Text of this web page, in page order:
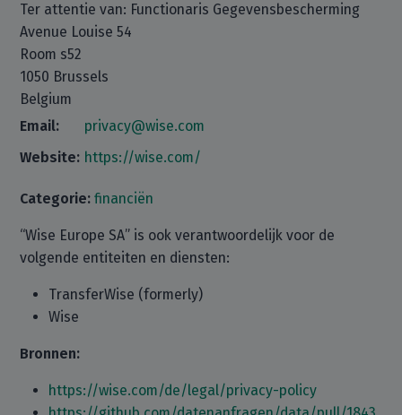
Ter attentie van: Functionaris Gegevensbescherming
Avenue Louise 54
Room s52
1050 Brussels
Belgium
Email:
privacy@wise.com
Website: https://wise.com/
Categorie: financiën
“Wise Europe SA” is ook verantwoordelijk voor de
volgende entiteiten en diensten:
TransferWise (formerly)
Wise
Bronnen:
https://wise.com/de/legal/privacy-policy